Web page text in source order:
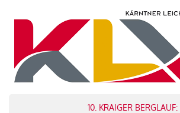
10. KRAIGER BERGLAUF: